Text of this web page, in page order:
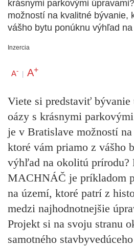
krásnymi parkovými
možností na kvalitné bývanie,
vášho bytu ponúknu výhľad
Inzercia
A- | A+
Viete si predstaviť bývanie
oázy s krásnymi
je v Bratislave možností
ktoré vám priamo z vášho
výhľad na okolitú prírodu?
MACHNÁČ je príkladom
na území, ktoré patrí z
medzi najhodnotnejšie
Projekt si na svoju stranu
samotného